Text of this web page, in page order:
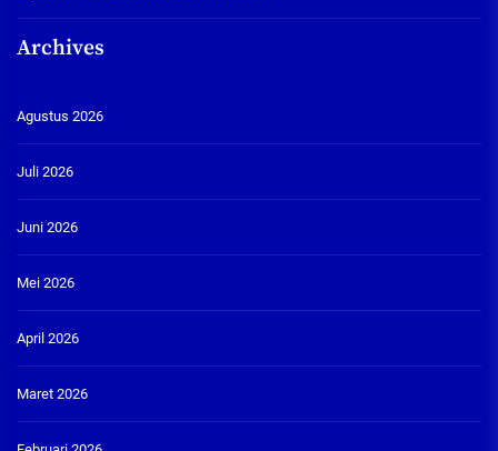
Archives
Agustus 2026
Juli 2026
Juni 2026
Mei 2026
April 2026
Maret 2026